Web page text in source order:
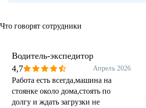
Что говорят сотрудники
Водитель-экспедитор
4,7
Апрель 2026
Работа есть всегда,машина на
стоянке около дома,стоять по
долгу и ждать загрузки не